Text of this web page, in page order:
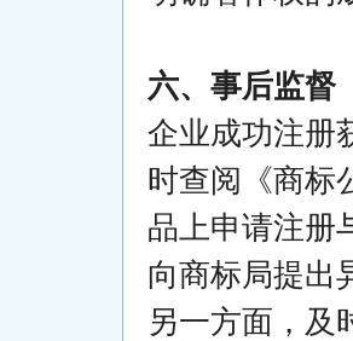
六、事后监督
企业成功注册
时查阅《商标
品上申请注册
向商标局提出
另一方面，及